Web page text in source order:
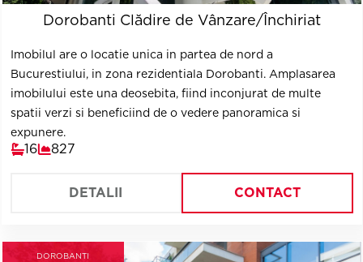
Dorobanti Clădire de Vânzare/Închiriat
Imobilul are o locatie unica in partea de nord a
Bucurestiului, in zona rezidentiala Dorobanti. Amplasarea
imobilului este una deosebita, fiind inconjurat de multe
spatii verzi si beneficiind de o vedere panoramica si
expunere.
16 827
DETALII CONTACT
DOROBANTI